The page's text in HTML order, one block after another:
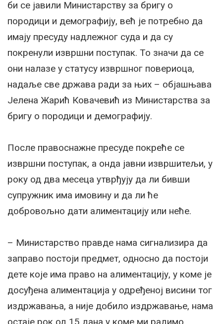
би се јавили Министарству за бригу о
породици и демографију, већ је потребно да
имају пресуду надлежног суда и да су
покренули извршни поступак. То значи да се
они налазе у статусу извршног повериоца,
надаље све држава ради за њих – објашњава
Јелена Жарић Ковачевић из Министарства за
бригу о породици и демографију.
После правоснажне пресуде покреће се
извршни поступак, а онда јавни извршитељи, у
року од два месеца утврђују да ли бивши
супружник има имовину и да ли ће
добровољно дати алиментацију или неће.
– Министарство правде нама сигнализира да
заправо постоји предмет, односно да постоји
дете које има право на алиментацију, у коме је
досуђена алиментација у одређеној висини тог
издржавања, а није добило издржавање, нама